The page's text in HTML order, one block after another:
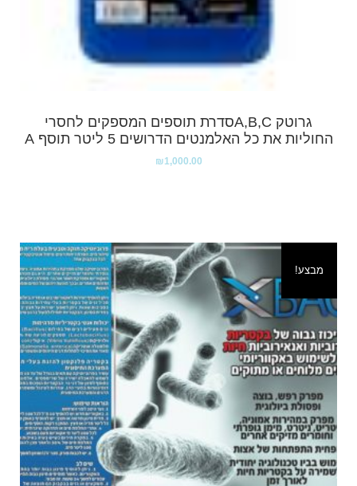
גרוטק A,B,Cסדרת תוספים המספקים לחסרי
החוליות את כל האלמנטים הדרושים 5 ליטר תוסף A
₪1,000.00
מבצע!